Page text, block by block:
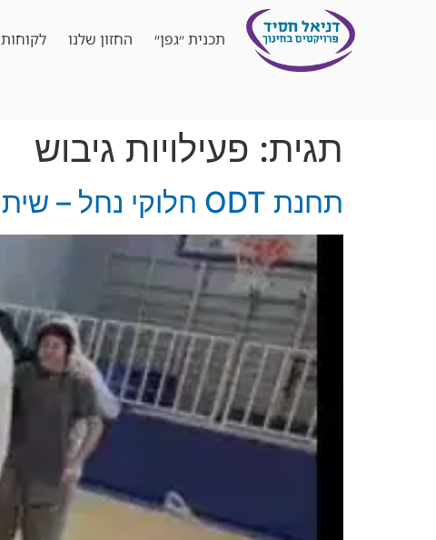
תכנית ״גפן״ החזון שלנו לקוחות
תגית: פעילויות גיבוש
תחנת ODT חלוקי נחל – שיתוף פעולה ותחרות בריאה עם דניאל חסיד פרויקטים בחינוך